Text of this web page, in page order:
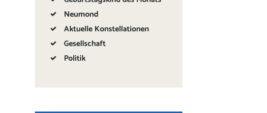
Neumond
Aktuelle Konstellationen
Gesellschaft
Politik